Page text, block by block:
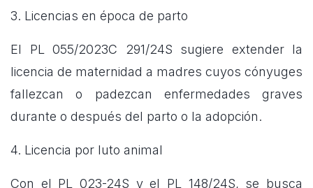
3. Licencias en época de parto
El PL 055/2023C 291/24S sugiere extender la
licencia de maternidad a madres cuyos cónyuges
fallezcan o padezcan enfermedades graves
durante o después del parto o la adopción.
4. Licencia por luto animal
Con el PL 023-24S y el PL 148/24S, se busca